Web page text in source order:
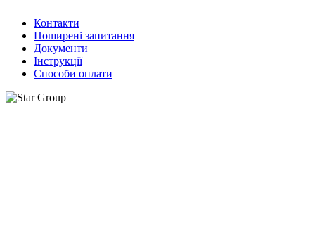
Контакти
Поширені запитання
Документи
Інструкції
Способи оплати